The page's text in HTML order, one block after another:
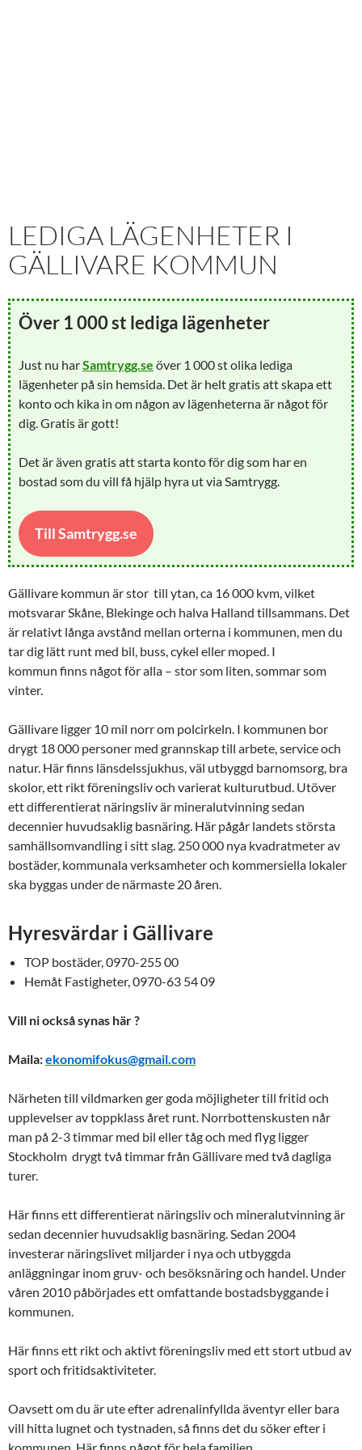
LEDIGA LÄGENHETER I
GÄLLIVARE KOMMUN
Över 1 000 st lediga lägenheter
Just nu harSamtrygg.se över 1 000 st olika lediga
lägenheter på sin hemsida. Det är helt gratis att skapa ett
konto och kika in om någon av lägenheterna är något för
dig. Gratis är gott!
Det är även gratis att starta konto för dig som har en
bostad som du vill få hjälp hyra ut via Samtrygg.
Till Samtrygg.se
Gällivare kommun är stor till ytan, ca 16 000 kvm, vilket
motsvarar Skåne, Blekinge och halva Halland tillsammans. Det
är relativt långa avstånd mellan orterna i kommunen, men du
tar dig lätt runt med bil, buss, cykel eller moped. I
kommun finns något för alla – stor som liten, sommar som
vinter.
Gällivare ligger 10 mil norr om polcirkeln. I kommunen bor
drygt 18 000 personer med grannskap till arbete, service och
natur. Här finns länsdelssjukhus, väl utbyggd barnomsorg, bra
skolor, ett rikt föreningsliv och varierat kulturutbud. Utöver
ett differentierat näringsliv är mineralutvinning sedan
decennier huvudsaklig basnäring. Här pågår landets största
samhällsomvandling i sitt slag. 250 000 nya kvadratmeter av
bostäder, kommunala verksamheter och kommersiella lokaler
ska byggas under de närmaste 20 åren.
Hyresvärdar i Gällivare
TOP bostäder, 0970-255 00
Hemåt Fastigheter, 0970-63 54 09
Vill ni också synas här ?
Maila:ekonomifokus@gmail.com
Närheten till vildmarken ger goda möjligheter till fritid och
upplevelser av toppklass året runt. Norrbottenskusten når
man på 2-3 timmar med bil eller tåg och med flyg ligger
Stockholm drygt två timmar från Gällivare med två dagliga
turer.
Här finns ett differentierat näringsliv och mineralutvinning är
sedan decennier huvudsaklig basnäring. Sedan 2004
investerar näringslivet miljarder i nya och utbyggda
anläggningar inom gruv- och besöksnäring och handel. Under
våren 2010 påbörjades ett omfattande bostadsbyggande i
kommunen.
Här finns ett rikt och aktivt föreningsliv med ett stort utbud av
sport och fritidsaktiviteter.
Oavsett om du är ute efter adrenalinfyllda äventyr eller bara
vill hitta lugnet och tystnaden, så finns det du söker efter i
kommunen. Här finns något för hela familjen.